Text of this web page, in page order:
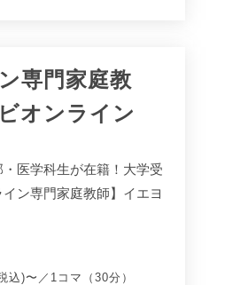
専門家庭教
オンライン
医学科生が在籍！大学受
ン専門家庭教師】イエヨ
込)〜／1コマ（30分）